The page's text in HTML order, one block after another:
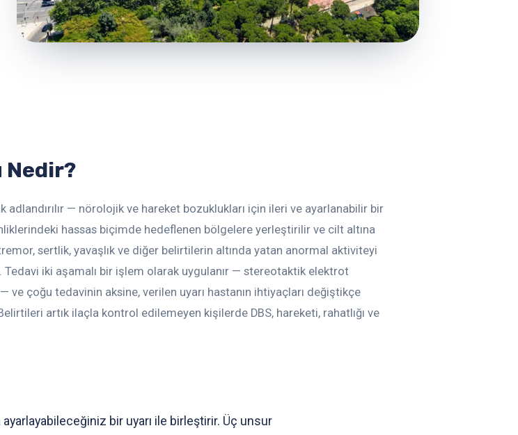
Nedir?
adlandırılır — nörolojik ve hareket bozuklukları için ileri ve ayarlanabilir bir
hassas biçimde hedeflenen bölgelere yerleştirilir ve cilt altına
sertlik, yavaşlık ve diğer belirtilerin altında yatan anormal aktiviteyi
iki aşamalı bir işlem olarak uygulanır — stereotaktik elektrot
çoğu tedavinin aksine, verilen uyarı hastanın ihtiyaçları değiştikçe
artık ilaçla kontrol edilemeyen kişilerde DBS, hareketi, rahatlığı ve
ayarlayabileceğiniz bir uyarı ile birleştirir. Üç unsur